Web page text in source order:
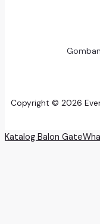
Copyright © 2026
Katalog Balon Gate